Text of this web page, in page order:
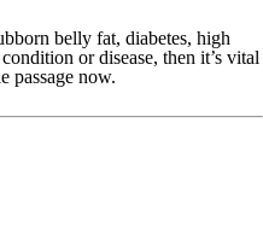
belly fat, diabetes, high
or disease, then it’s vital
passage now.